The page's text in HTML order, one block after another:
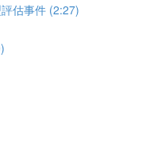
估事件 (2:27)